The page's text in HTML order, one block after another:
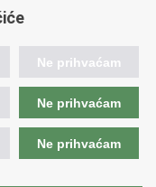
Ne prihvaćam
Ne prihvaćam
Ne prihvaćam